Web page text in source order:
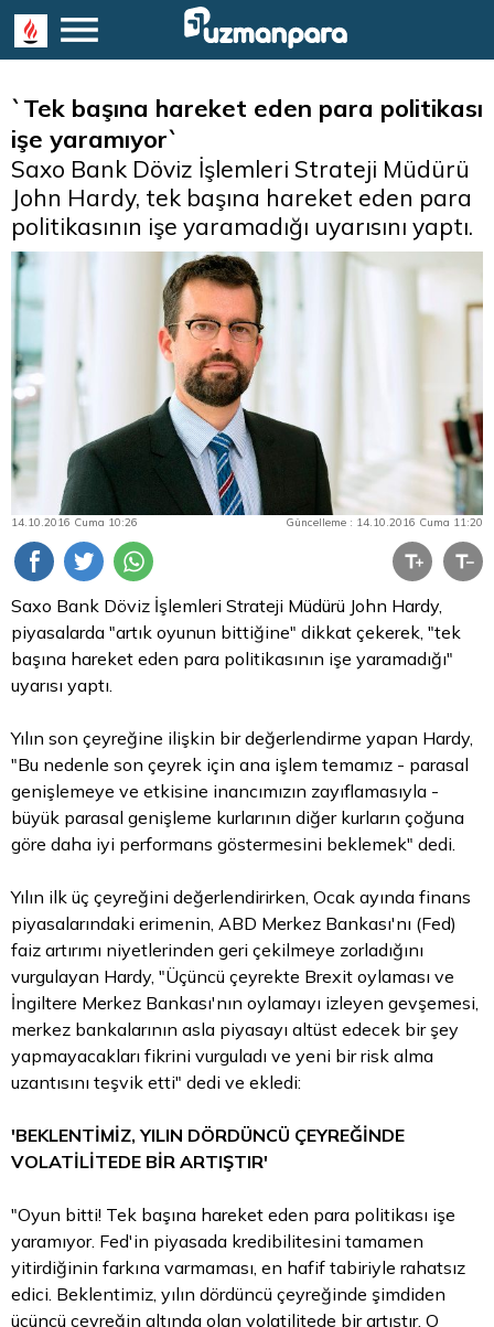
`Tek başına hareket eden para politikası
işe yaramıyor`
Saxo Bank Döviz İşlemleri Strateji Müdürü
John Hardy, tek başına hareket eden para
politikasının işe yaramadığı uyarısını yaptı.
14.10.2016 Cuma 10:26 Güncelleme : 14.10.2016 Cuma 11:20
Saxo Bank Döviz İşlemleri Strateji Müdürü John Hardy,
piyasalarda "artık oyunun bittiğine" dikkat çekerek, "tek
başına hareket eden para politikasının işe yaramadığı"
uyarısı yaptı.
Yılın son çeyreğine ilişkin bir değerlendirme yapan Hardy,
"Bu nedenle son çeyrek için ana işlem temamız - parasal
genişlemeye ve etkisine inancımızın zayıflamasıyla -
büyük parasal genişleme kurlarının diğer kurların çoğuna
göre daha iyi performans göstermesini beklemek" dedi.
Yılın ilk üç çeyreğini değerlendirirken, Ocak ayında finans
piyasalarındaki erimenin, ABD Merkez Bankası'nı (Fed)
faiz artırımı niyetlerinden geri çekilmeye zorladığını
vurgulayan Hardy, "Üçüncü çeyrekte Brexit oylaması ve
İngiltere Merkez Bankası'nın oylamayı izleyen gevşemesi,
merkez bankalarının asla piyasayı altüst edecek bir şey
yapmayacakları fikrini vurguladı ve yeni bir risk alma
uzantısını teşvik etti" dedi ve ekledi:
'BEKLENTİMİZ, YILIN DÖRDÜNCÜ ÇEYREĞİNDE
VOLATİLİTEDE BİR ARTIŞTIR'
"Oyun bitti! Tek başına hareket eden para politikası işe
yaramıyor. Fed'in piyasada kredibilitesini tamamen
yitirdiğinin farkına varmaması, en hafif tabiriyle rahatsız
edici. Beklentimiz, yılın dördüncü çeyreğinde şimdiden
üçüncü çeyreğin altında olan volatilitede bir artıştır. O